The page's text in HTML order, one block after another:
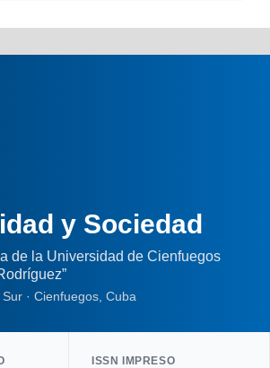
y Sociedad
de la Universidad de Cienfuegos
· Cienfuegos, Cuba
ISSN IMPRESO